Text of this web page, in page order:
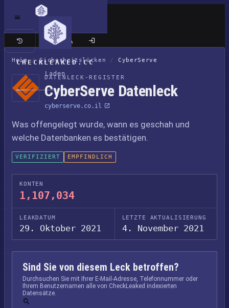
CHECKLEAKED.CC
Laden
Klassische Seite
Heim / Sicherheitslücken / CyberServe
DATENLECK-REGISTER
CyberServe Datenleck
cyberserve.co.il
Was offengelegt wurde, wann es geschah und
welche Datenbanken es bestätigen.
VERIFIZIERT EMPFINDLICH
KONTEN
1,107,034
LEAKDATUM
29. Oktober 2021
LETZTE AKTUALISIERUNG
4. November 2021
Sind Sie von diesem Leck betroffen?
Durchsuchen Sie mit Ihrer E-Mail-Adresse, Telefonnummer oder
Ihrem Benutzernamen alle von CheckLeaked indexierten
Datensätze.